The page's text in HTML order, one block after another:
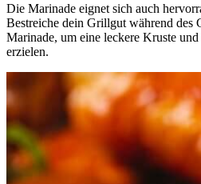
Die Marinade eignet sich auch
Bestreiche dein Grillgut während des
Marinade, um eine leckere Kruste
erzielen.